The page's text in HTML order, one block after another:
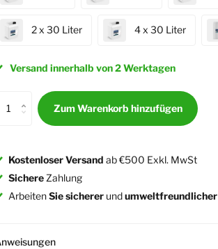
2 x 30 Liter 4 x 30 Liter
Versand innerhalb von 2 Werktagen
Zum Warenkorb hinzufügen
Kostenloser Versand ab €500 Exkl. MwSt
Sichere Zahlung
ArbeitenSie sicherer undumweltfreundlicher